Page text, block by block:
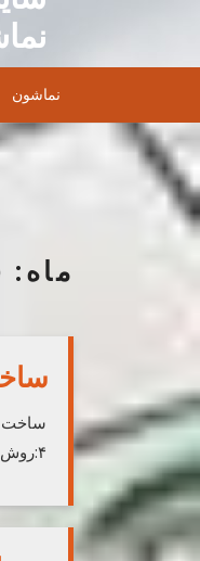
content
نماشون
ماه:
۴:روش ساخت ۴٫۱روش پیش ساخته ۴٫۲:نحوه نصب بقیه متن در ادامه مطلب